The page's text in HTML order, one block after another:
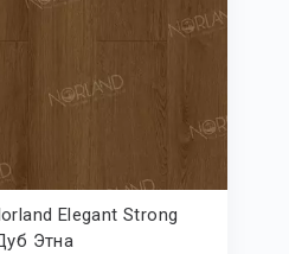
Elegant Strong
Этна